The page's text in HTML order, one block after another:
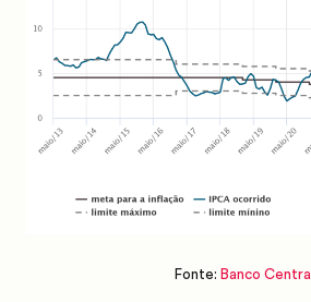
Fonte: Banco Central